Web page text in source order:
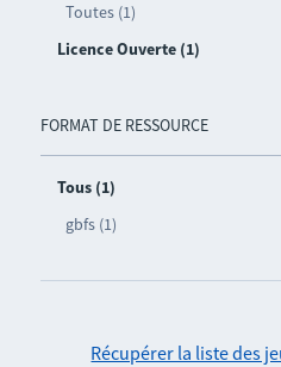
Toutes (1)
Licence Ouverte (1)
FORMAT DE RESSOURCE
Tous (1)
gbfs (1)
Récupérer la liste des